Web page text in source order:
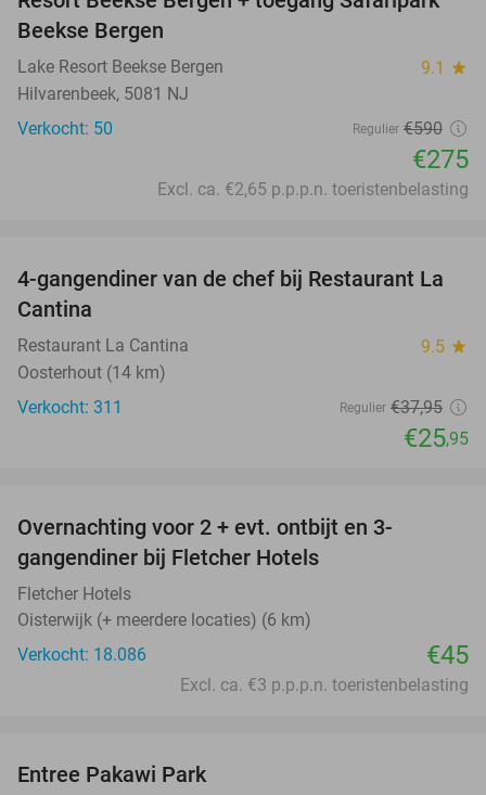
Beekse Bergen
Lake Resort Beekse Bergen 9.1 star
Hilvarenbeek, 5081 NJ
Verkocht: 50
Regulier €590
€275
Excl. ca. €2,65 p.p.p.n. toeristenbelasting
32%
4-gangendiner van de chef bij Restaurant La
Cantina
Restaurant La Cantina 9.5 star
Oosterhout (14 km)
Verkocht: 311
Regulier €37,95
€25,95
Overnachting voor 2 + evt. ontbijt en 3-
gangendiner bij Fletcher Hotels
Fletcher Hotels
Oisterwijk (+ meerdere locaties) (6 km)
Verkocht: 18.086
€45
Excl. ca. €3 p.p.p.n. toeristenbelasting
Entree Pakawi Park